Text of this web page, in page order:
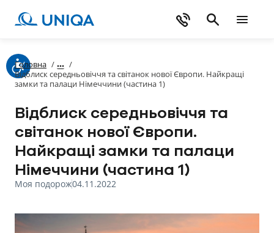
Головна /
/
Відблиск середньовіччя та світанок нової Європи. Найкращі
замки та палаци Німеччини (частина 1)
Відблиск середньовіччя та
світанок нової Європи.
Найкращі замки та палаци
Німеччини (частина 1)
Моя подорож04.11.2022